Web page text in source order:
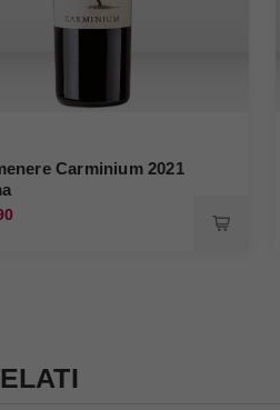
Carminium 2021